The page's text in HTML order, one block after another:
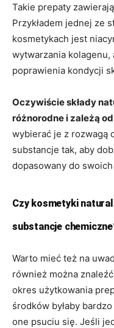
Takie prepaty
Przykładem jednej ze
kosmetykach jest
wytwarzania kolagenu,
poprawienia kondycji
Oczywiście składy
różnorodne i zależą
wybierać je z rozwagą
substancje tak, aby
dopasowany do
Czy kosmetyki
substancje
Warto mieć też na
również można
okres użytkowania
środków byłaby
one psuciu się. Jeśli